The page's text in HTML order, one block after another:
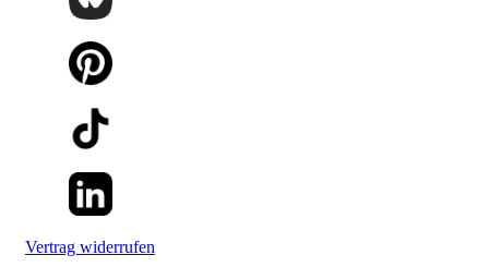
Vertrag widerrufen